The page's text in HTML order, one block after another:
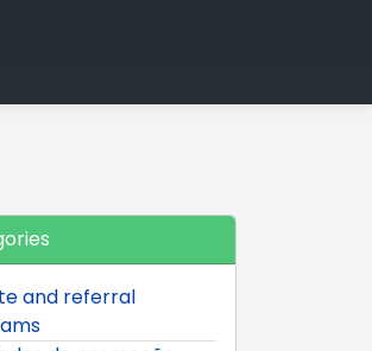
and referral